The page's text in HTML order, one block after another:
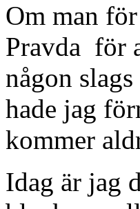
Om man
Pravda för
någon
hade jag
kommer
Idag är jag